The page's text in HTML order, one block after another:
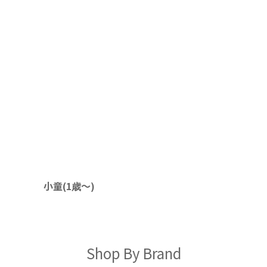
小童(1歳〜)
Shop By Brand